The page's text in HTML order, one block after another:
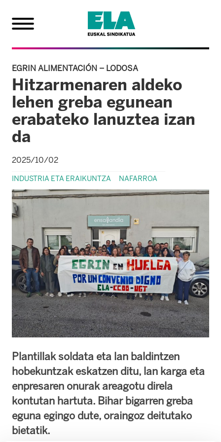
EGRIN ALIMENTACIÓN – LODOSA
Hitzarmenaren aldeko
lehen greba egunean
erabateko lanuztea izan
da
2025/10/02
INDUSTRIA ETA ERAIKUNTZA NAFARROA
Plantillak soldata eta lan baldintzen
hobekuntzak eskatzen ditu, lan karga eta
enpresaren onurak areagotu direla
kontutan hartuta. Bihar bigarren greba
eguna egingo dute, oraingoz deitutako
bietatik.